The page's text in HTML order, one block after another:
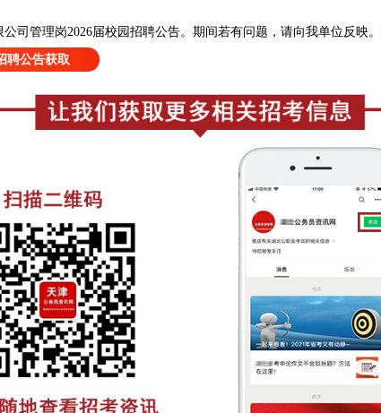
司管理岗2026届校园招聘公告。 期间若有问题，请向我单位反映。
聘公告获取